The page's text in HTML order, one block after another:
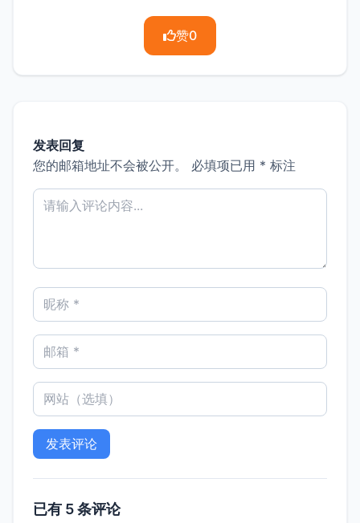
赞0
发表回复
您的邮箱地址不会被公开。
必填项已用 * 标注
已有 5 条评论